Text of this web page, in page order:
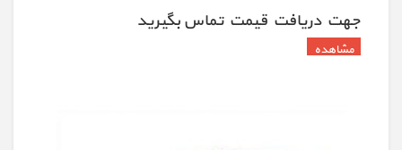
جهت دريافت قيمت تماس بگيريد